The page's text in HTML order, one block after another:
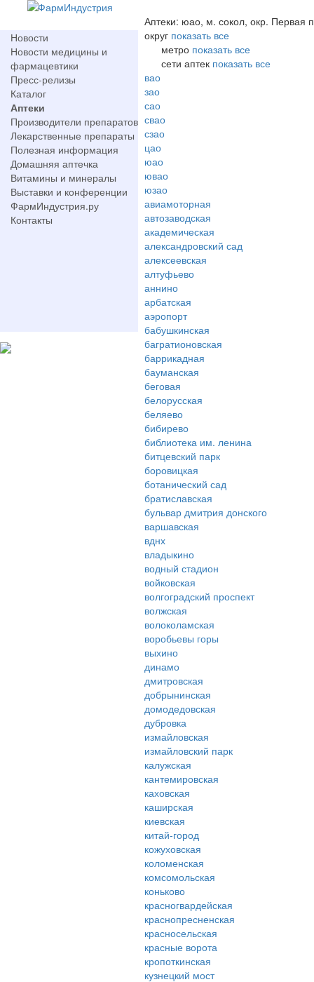
Новости
Новости медицины и
фармацевтики
Пресс-релизы
Каталог
Аптеки
Производители препаратов
Лекарственные препараты
Полезная информация
Домашняя аптечка
Витамины и минералы
Выставки и конференции
ФармИндустрия.ру
Контакты
Аптеки: юао, м. сокол, окр. Первая
округ показать все
метро показать все
сети аптек показать все
вао
зао
сао
свао
сзао
цао
юао
ювао
юзао
авиамоторная
автозаводская
академическая
александровский сад
алексеевская
алтуфьево
аннино
арбатская
аэропорт
бабушкинская
багратионовская
баррикадная
бауманская
беговая
белорусская
беляево
бибирево
библиотека им. ленина
битцевский парк
боровицкая
ботанический сад
братиславская
бульвар дмитрия донского
варшавская
вднх
владыкино
водный стадион
войковская
волгоградский проспект
волжская
волоколамская
воробьевы горы
выхино
динамо
дмитровская
добрынинская
домодедовская
дубровка
измайловская
измайловский парк
калужская
кантемировская
каховская
каширская
киевская
китай-город
кожуховская
коломенская
комсомольская
коньково
красногвардейская
краснопресненская
красносельская
красные ворота
кропоткинская
кузнецкий мост